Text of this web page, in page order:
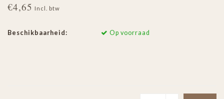
€4,65 Incl. btw
Beschikbaarheid: Op voorraad